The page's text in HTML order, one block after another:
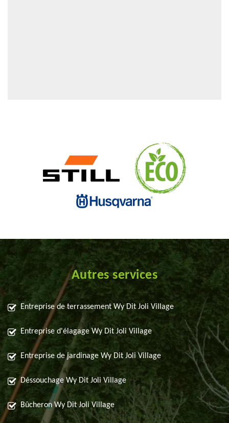
Autres services
Entreprise de terrassement Wy Dit Joli Village
Entreprise d'élagage Wy Dit Joli Village
Entreprise de jardinage Wy Dit Joli Village
Déssouchage Wy Dit Joli Village
Bûcheron Wy Dit Joli Village